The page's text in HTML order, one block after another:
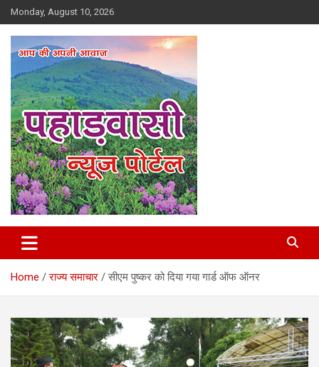
Skip
to
content
Monday, August 10, 2026
Pahadvasi
Home राज्य समाचार सीएम पुष्कर को दिया गया गार्ड ऑफ ऑनर